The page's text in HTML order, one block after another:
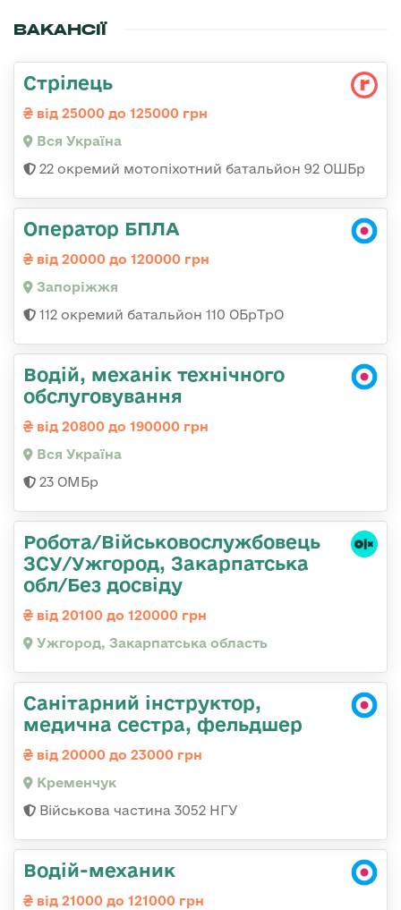
ВАКАНСІЇ
Стрілець
від 25000 до 125000 грн
Вся Україна
22 окремий мотопіхотний батальйон 92 ОШБр
Оператор БПЛА
від 20000 до 120000 грн
Запоріжжя
112 окремий батальйон 110 ОБрТрО
Водій, механік технічного
обслуговування
від 20800 до 190000 грн
Вся Україна
23 ОМБр
Робота/Військовослужбовець
ЗСУ/Ужгород, Закарпатська
обл/Без досвіду
від 20100 до 120000 грн
Ужгород, Закарпатська область
Санітарний інструктор,
медична сестра, фельдшер
від 20000 до 23000 грн
Кременчук
Військова частина 3052 НГУ
Водій-механик
від 21000 до 121000 грн